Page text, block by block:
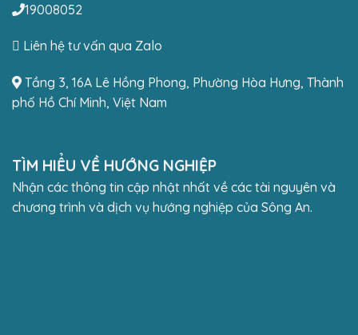
19008052
Liên hệ tư vấn qua Zalo
Tầng 3, 16A Lê Hồng Phong, Phường Hòa Hưng, Thành
phố Hồ Chí Minh, Việt Nam
TÌM HIỂU VỀ HƯỚNG NGHIỆP
Nhận các thông tin cập nhật nhất về các tài nguyên và
chương trình và dịch vụ hướng nghiệp của Sông An.